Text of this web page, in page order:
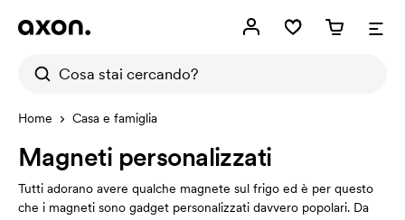
Home Casa e famiglia
Magneti personalizzati
Tutti adorano avere qualche magnete sul frigo ed è per questo
che i magneti sono gadget personalizzati davvero popolari. Da